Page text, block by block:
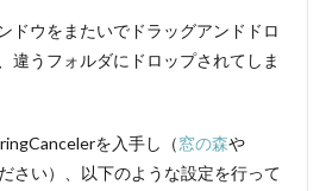
ドウをまたいでドラッグアンドドロ
違うフォルダにドロップされてしま
を入手し（窓の森や
さい）、以下のような設定を行って